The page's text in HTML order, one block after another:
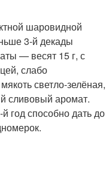
шаровидной
3-й декады
— весят 15 г, с
слабо
светло-зелёная,
сливовый аромат.
год способно дать до